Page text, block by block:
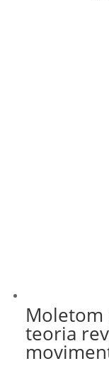
Moletom
teoria